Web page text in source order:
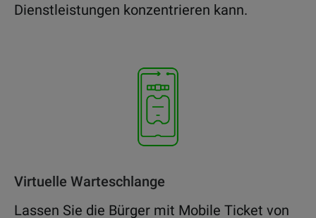
Dienstleistungen konzentrieren kann.
Virtuelle Warteschlange
Lassen Sie die Bürger mit Mobile Ticket von